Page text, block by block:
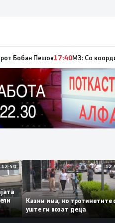
пожарот кај село Чифлик17:41
12:50
Казни има, но
уште ги возат деца